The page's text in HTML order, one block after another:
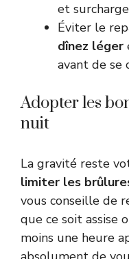
et
Éviter le
dînez léger
avant de se
Adopter les
nuit
La gravité reste
limiter les
vous conseille de
que ce soit assise
moins une heure